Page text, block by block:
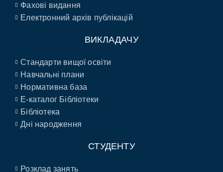
Фахові видання
Електронний архів публікацій
ВИКЛАДАЧУ
Стандарти вищої освіти
Навчальні плани
Нормативна база
E-каталог Бібліотеки
Бібліотека
Дні народження
СТУДЕНТУ
Розклад занять